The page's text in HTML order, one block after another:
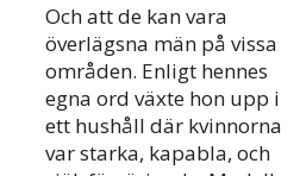
Och att de kan vara
överlägsna män på vissa
områden. Enligt hennes
egna ord växte hon upp i
ett hushåll där kvinnorna
var starka, kapabla, och